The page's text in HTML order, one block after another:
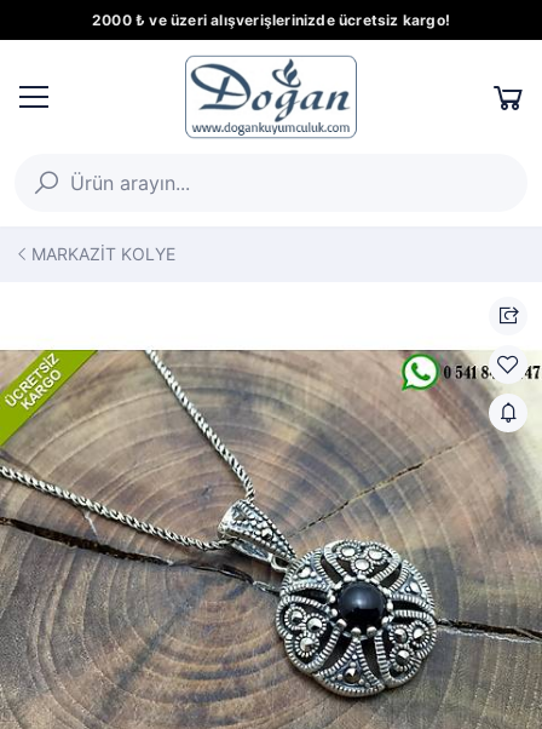
2000 ₺ ve üzeri alışverişlerinizde ücretsiz kargo!
MARKAZİT KOLYE